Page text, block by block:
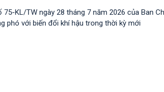
KL/TW ngày 28 tháng 7 năm 2026 của Ban
phó với biến đổi khí hậu trong thời kỳ mới